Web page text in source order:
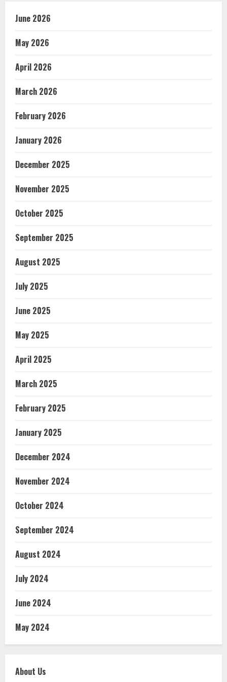
June 2026
May 2026
April 2026
March 2026
February 2026
January 2026
December 2025
November 2025
October 2025
September 2025
August 2025
July 2025
June 2025
May 2025
April 2025
March 2025
February 2025
January 2025
December 2024
November 2024
October 2024
September 2024
August 2024
July 2024
June 2024
May 2024
About Us